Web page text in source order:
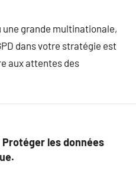
une grande multinationale,
dans votre stratégie est
aux attentes des
les données